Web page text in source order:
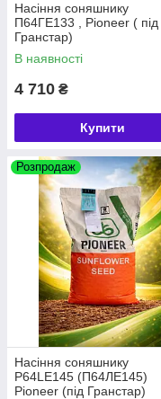
Насіння соняшнику
П64ГЕ133 , Pioneer ( під
Гранстар)
В наявності
4 710 ₴
Купити
Розпродаж
Насіння соняшнику
P64LE145 (П64ЛЕ145)
Pioneer (під Гранстар)